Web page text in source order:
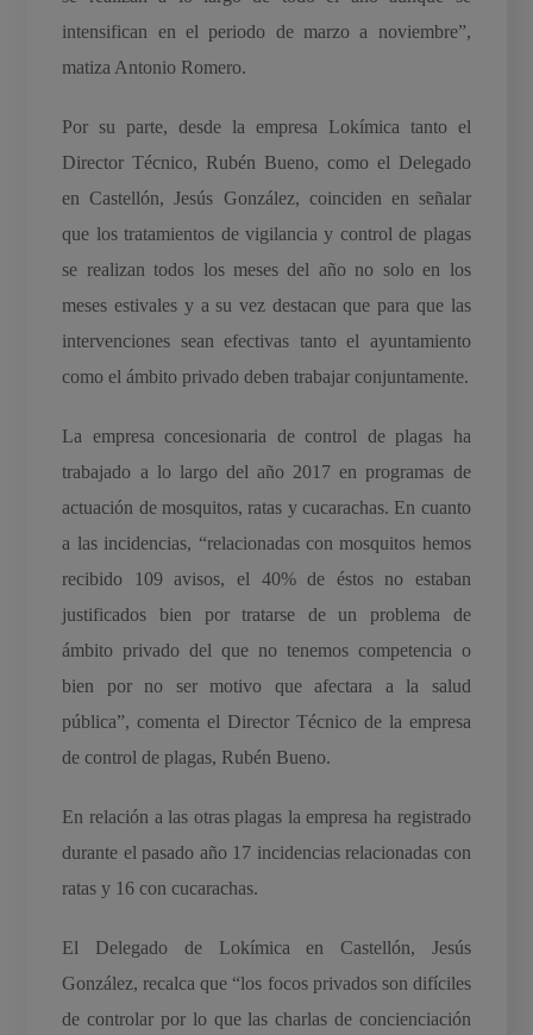
intensifican en el periodo de marzo a noviembre”,
matiza Antonio Romero.
Por su parte, desde la empresa Lokímica tanto el
Director Técnico, Rubén Bueno, como el Delegado
en Castellón, Jesús González, coinciden en señalar
que los tratamientos de vigilancia y control de plagas
se realizan todos los meses del año no solo en los
meses estivales y a su vez destacan que para que las
intervenciones sean efectivas tanto el ayuntamiento
como el ámbito privado deben trabajar conjuntamente.
La empresa concesionaria de control de plagas ha
trabajado a lo largo del año 2017 en programas de
actuación de mosquitos, ratas y cucarachas. En cuanto
a las incidencias, “relacionadas con mosquitos hemos
recibido 109 avisos, el 40% de éstos no estaban
justificados bien por tratarse de un problema de
ámbito privado del que no tenemos competencia o
bien por no ser motivo que afectara a la salud
pública”, comenta el Director Técnico de la empresa
de control de plagas, Rubén Bueno.
En relación a las otras plagas la empresa ha registrado
durante el pasado año 17 incidencias relacionadas con
ratas y 16 con cucarachas.
El Delegado de Lokímica en Castellón, Jesús
González, recalca que “los focos privados son difíciles
de controlar por lo que las charlas de concienciación